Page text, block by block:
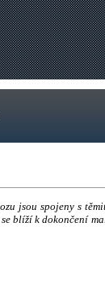
jsou spojeny s
blíží k dokončení